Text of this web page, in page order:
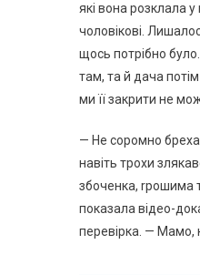
які вона розклала
чоловікові.
щось потрібно
там, та й дача
ми її закрити не
— Не соромно
навіть трохи
збoченка, rрошима
показала відео-
перевірка. — Мамо,